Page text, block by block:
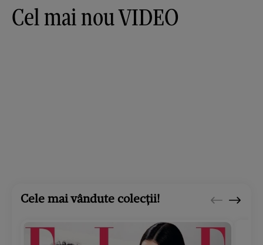
Cel mai nou VIDEO
Cele mai vândute colecții!